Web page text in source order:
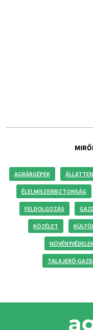
AGRÁRGÉPEK
ÉLELMISZERBIZTONSÁG
FELDOLGOZÁS
KÖZÉLET
TALAJERŐ-